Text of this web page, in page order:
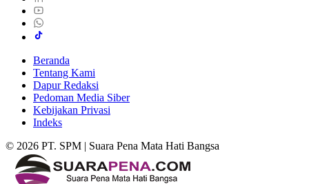
Beranda
Tentang Kami
Dapur Redaksi
Pedoman Media Siber
Kebijakan Privasi
Indeks
© 2026 PT. SPM | Suara Pena Mata Hati Bangsa